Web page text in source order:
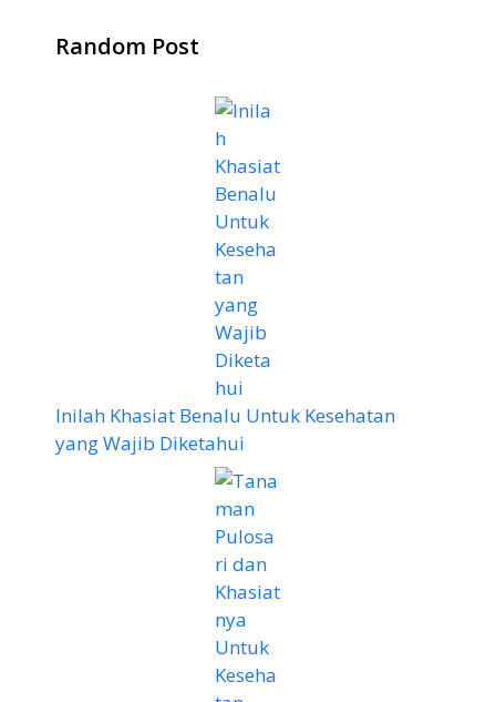
Random Post
Inilah Khasiat Benalu Untuk Kesehatan
yang Wajib Diketahui